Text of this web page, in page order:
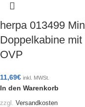
herpa 013499
Doppelkabine
OVP
11,69€ inkl. MWSt.
In den Warenkorb
zzgl. Versandkosten